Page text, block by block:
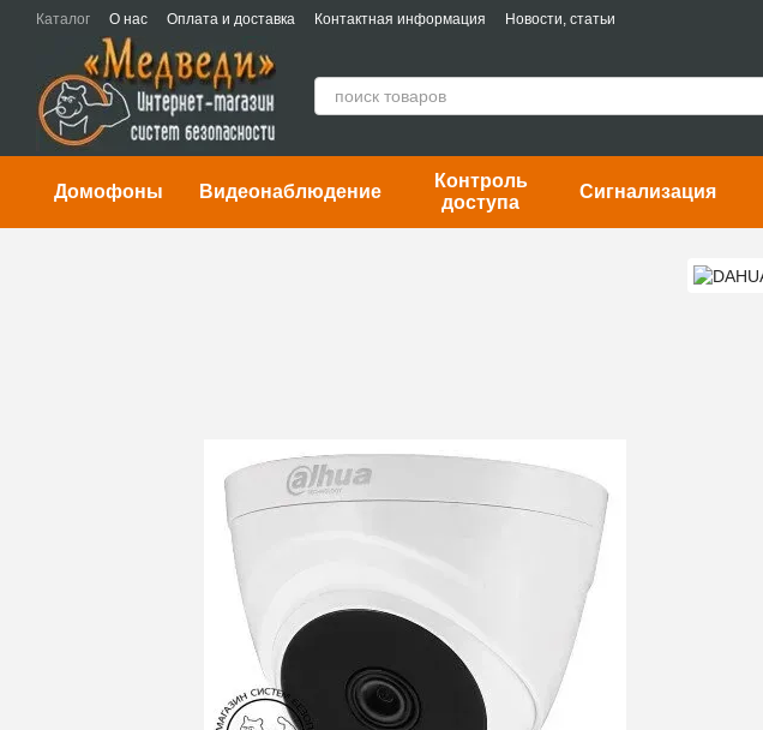
Перейти к основному контенту
Каталог О нас Оплата и доставка Контактная информация Новости, статьи
Домофоны Видеонаблюдение
Контроль
доступа
Сигнализация